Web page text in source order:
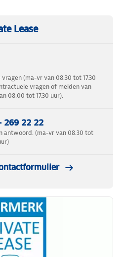
Lease
(ma-vr van 08.30 tot 17.30
vragen of melden van
08.00 tot 17.30 uur).
269 22 22
antwoord. (ma-vr van 08.30 tot